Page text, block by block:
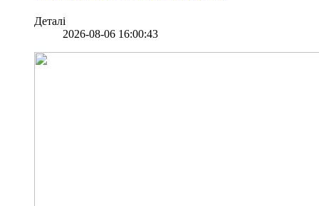
Деталі
2026-08-06 16:00:43